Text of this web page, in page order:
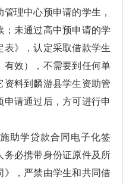
理中心预申请的学生，
未通过高中预申请的学
》，认定采取借款学生
有效），不需要到任何单
料到麟游县学生资助管
请通过后，方可进行申
助学贷款合同电子化签
务必携带身份证原件及所
》，严禁由学生和共同借